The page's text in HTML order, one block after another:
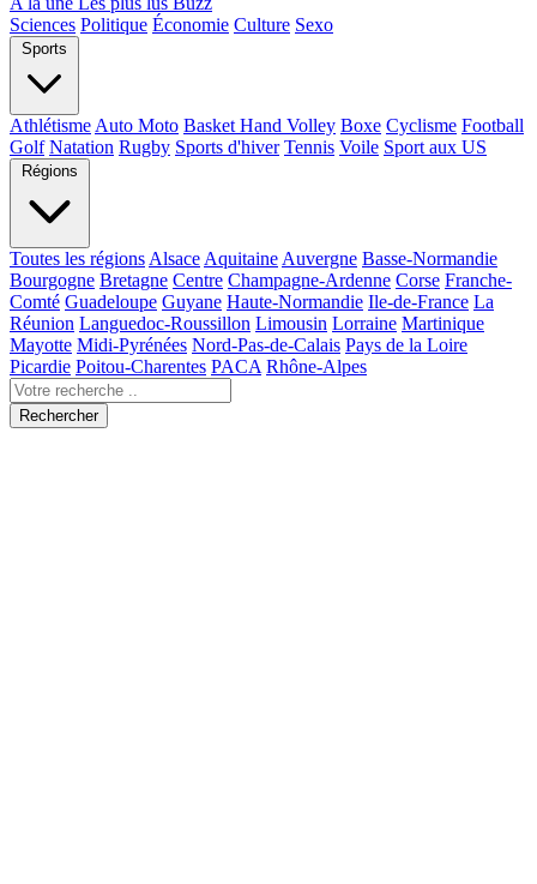
Sciences Politique Économie Culture Sexo
Sports
Athlétisme Auto Moto Basket Hand Volley Boxe Cyclisme Football
Golf Natation Rugby Sports d'hiver Tennis Voile Sport aux US
Régions
Toutes les régions Alsace Aquitaine Auvergne Basse-Normandie
Bourgogne Bretagne Centre Champagne-Ardenne Corse Franche-
Comté Guadeloupe Guyane Haute-Normandie Ile-de-France La
Réunion Languedoc-Roussillon Limousin Lorraine Martinique
Mayotte Midi-Pyrénées Nord-Pas-de-Calais Pays de la Loire
Picardie Poitou-Charentes PACA Rhône-Alpes
Rechercher